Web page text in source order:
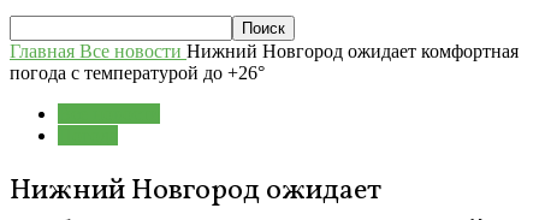
Главная Все новости Нижний Новгород ожидает комфортная
погода с температурой до +26°
Нижний Новгород ожидает